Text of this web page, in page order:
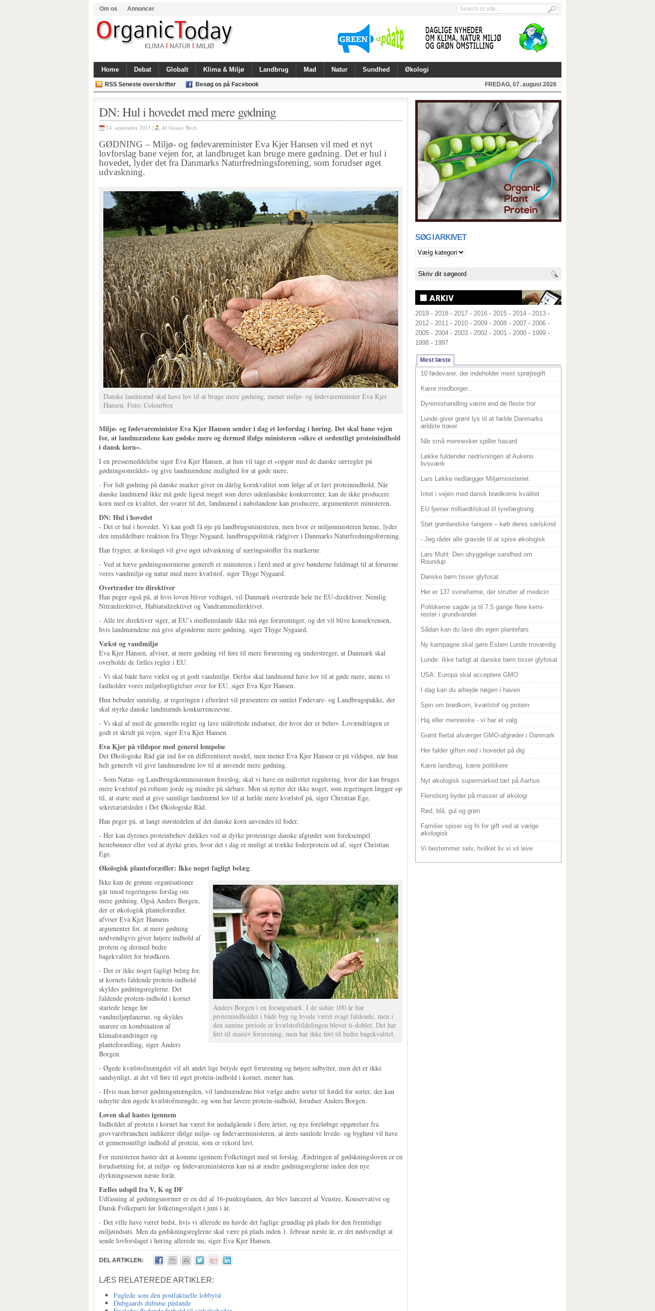
Om os Annoncer
Home Debat Globalt Klima & Miljø Landbrug Mad Natur Sundhed Økologi
RSS Seneste overskrifter Besøg os på Facebook FREDAG, 07. august 2026
DN: Hul i hovedet med mere gødning
24. september 2015 | Af Gustav Bech
GØDNING – Miljø- og fødevareminister Eva Kjer Hansen vil med et nyt
lovforslag bane vejen for, at landbruget kan bruge mere gødning. Det er hul i
hovedet, lyder det fra Danmarks Naturfredningsforening, som forudser øget
udvaskning.
Danske landmænd skal have lov til at bruge mere gødning, mener miljø- og fødevareminister Eva Kjer
Hansen. Foto: Colourbox
Miljø- og fødevareminister Eva Kjer Hansen sender i dag et lovforslag i høring. Det skal bane vejen
for, at landmændene kan gødske mere og dermed ifølge ministeren »sikre et ordentligt proteinindhold
i dansk korn«.
I en pressemeddelelse siger Eva Kjer Hansen, at hun vil tage et »opgør med de danske særregler på
gødningsområdet« og give landmændene mulighed for at gøde mere.
- For lidt gødning på danske marker giver en dårlig kornkvalitet som følge af et lavt proteinindhold. Når
danske landmænd ikke må gøde ligeså meget som deres udenlandske konkurrenter, kan de ikke producere
korn med en kvalitet, der svarer til det, landmænd i nabolandene kan producere, argumenterer ministeren.
DN: Hul i hovedet
- Det er hul i hovedet. Vi kan godt få øje på landbrugsministeren, men hvor er miljøministeren henne, lyder
den umiddelbare reaktion fra Thyge Nygaard, landbrugspolitisk rådgiver i Danmarks Naturfredningsforening.
Han frygter, at forslaget vil give øget udvaskning af næringsstoffer fra markerne.
- Ved at hæve gødningsnormerne generelt er ministeren i færd med at give bønderne fuldmagt til at forurene
vores vandmiljø og natur med mere kvælstof, siger Thyge Nygaard.
Overtræder tre direktiver
Han peger også på, at hvis loven bliver vedtaget, vil Danmark overtræde hele tre EU-direktiver. Nemlig
Nitratdirektivet, Habiatsdirektivet og Vandrammedirektivet.
- Alle tre direktiver siger, at EU’s medlemslande ikke må øge forureninger, og det vil blive konsekvensen,
hvis landmændene må give afgrøderne mere gødning, siger Thyge Nygaard.
Vækst og vandmiljø
Eva Kjer Hansen, afviser, at mere gødning vil føre til mere forurening og understreger, at Danmark skal
overholde de fælles regler i EU.
- Vi skal både have vækst og et godt vandmiljø. Derfor skal landmænd have lov til at gøde mere, mens vi
fastholder vores miljøforpligtelser over for EU, siger Eva Kjer Hansen.
Hun bebuder samtidig, at regeringen i efteråret vil præsentere en samlet Fødevare- og Landbrugspakke, der
skal styrke danske landmænds konkurrenceevne.
- Vi skal af med de generelle regler og lave målrettede indsatser, der hvor der er behov. Lovændringen er
godt et skridt på vejen, siger Eva Kjer Hansen.
Eva Kjer på vildspor med generel lempelse
Det Økologiske Råd går ind for en differentieret model, men mener Eva Kjer Hansen er på vildspor, når hun
helt generelt vil give landmændene lov til at anvende mere gødning.
- Som Natur- og Landbrugskommissionen foreslog, skal vi have en målrettet regulering, hvor der kan bruges
mere kvælstof på robuste jorde og mindre på sårbare. Men så nytter det ikke noget, som regeringen lægger op
til, at starte med at give samtlige landmænd lov til at hælde mere kvælstof på, siger Christian Ege,
sekretariatsleder i Det Økologiske Råd.
Han peger på, at langt størstedelen af det danske korn anvendes til foder.
- Her kan dyrenes proteinbehov dækkes ved at dyrke proteinrige danske afgrøder som foreksempel
hestebønner eller ved at dyrke græs, hvor det i dag er muligt at trække foderprotein ud af, siger Christian
Ege.
Økologisk planteforædler: Ikke noget fagligt belæg
Anders Borgen i en forsøgsmark. I de sidste 100 år har
proteinindholdet i både byg og hvede været svagt faldende, men i
den samme periode er kvælstoftildelingen blevet ti-doblet. Det har
ført til massiv forurening, men har ikke ført til bedre bagekvalitet.
Ikke kun de grønne organisationer
går imod regeringens forslag om
mere gødning. Også Anders Borgen,
der er økologisk planteforædler,
afviser Eva Kjer Hansens
argumenter for, at mere gødning
nødvendigvis giver højere indhold af
protein og dermed bedre
bagekvalitet for brødkorn.
- Der er ikke noget fagligt belæg for,
at kornets faldende protein-indhold
skyldes gødningsreglerne. Det
faldende protein-indhold i kornet
startede længe før
vandmiljøplanerne, og skyldes
snarere en kombination af
klimaforandringer og
planteforædling, siger Anders
Borgen.
- Øgede kvælstofmængder vil alt andet lige betyde øget forurening og højere udbytter, men det er ikke
sandsynligt, at det vil føre til øget protein-indhold i kornet, mener han.
- Hvis man hæver gødningsmængden, vil landmændene blot vælge andre sorter til fordel for sorter, der kan
udnytte den øgede kvælstofmængde, og som har lavere protein-indhold, forudser Anders Borgen.
Loven skal hastes igennem
Indholdet af protein i kornet har været for nedadgående i flere årtier, og nye foreløbige opgørelser fra
grovvarebranchen indikerer ifølge miljø- og fødevareministeren, at årets samlede hvede- og byghøst vil have
et gennemsnitligt indhold af protein, som er rekord lavt.
For ministeren haster det at komme igennem Folketinget med sit forslag. Ændringen af gødskningsloven er en
forudsætning for, at miljø- og fødevareministeren kan nå at ændre gødningsreglerne inden den nye
dyrkningssæson næste forår.
Fælles udspil fra V, K og DF
Udfasning af gødningsnormer er en del af 16-punktsplanen, der blev lanceret af Venstre, Konservative og
Dansk Folkeparti før folketingsvalget i juni i år.
- Det ville have været bedst, hvis vi allerede nu havde det faglige grundlag på plads for den fremtidige
miljøindsats. Men da gødskningsreglerne skal være på plads inden 1. februar næste år, er det nødvendigt at
sende lovforslaget i høring allerede nu, siger Eva Kjer Hansen.
DEL ARTIKLEN:
LÆS RELATEREDE ARTIKLER:
Fuglede som den postfaktuelle lobbyist
Dubgaards dubiøse påstande
SØG I ARKIVET
2019 - 2018 - 2017 - 2016 - 2015 - 2014 - 2013 -
2012 - 2011 - 2010 - 2009 - 2008 - 2007 - 2006 -
2005 - 2004 - 2003 - 2002 - 2001 - 2000 - 1999 -
1998 - 1997
Mest læste
10 fødevarer, der indeholder mest sprøjtegift
Kære medborger...
Dyremishandling værre end de fleste tror
Lunde giver grønt lys til at fælde Danmarks
ældste træer
Når små mennesker spiller hasard
Løkke fuldender nedrivningen af Aukens
livsværk
Lars Løkke nedlægger Miljøministeriet
Intet i vejen med dansk brødkorns kvalitet
EU fjerner milliardtilskud til tyrefægtning
Støt grønlandske fangere – køb deres sælskind
- Jeg råder alle gravide til at spise økologisk
Lars Muhl: Den uhyggelige sandhed om
Roundup
Danske børn tisser glyfosat
Her er 137 svinefarme, der strutter af medicin
Politikerne sagde ja til 7,5 gange flere kemi-
rester i grundvandet
Sådan kan du lave din egen plantefars
Ny kampagne skal gøre Esben Lunde troværdig
Lunde: Ikke farligt at danske børn tisser glyfosat
USA: Europa skal acceptere GMO
I dag kan du arbejde nøgen i haven
Spin om brødkorn, kvælstof og protein
Haj eller menneske - vi har et valg
Grønt flertal afværger GMO-afgrøder i Danmark
Her falder giften ned i hovedet på dig
Kære landbrug, kære politikere
Nyt økologisk supermarked tæt på Aarhus
Flensborg byder på masser af økologi
Rød, blå, gul og grøn
Familier spiser sig fri for gift ved at vælge
økologisk
Vi bestemmer selv, hvilket liv vi vil leve